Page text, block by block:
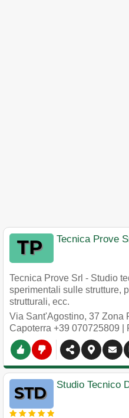
Tecnica Prove
Tecnica Prove Srl - Studio
sperimentali sulle strutture,
strutturali, ecc.
Via Sant'Agostino, 37 Zona
Capoterra +39 070725809 |
Studio Tecnico